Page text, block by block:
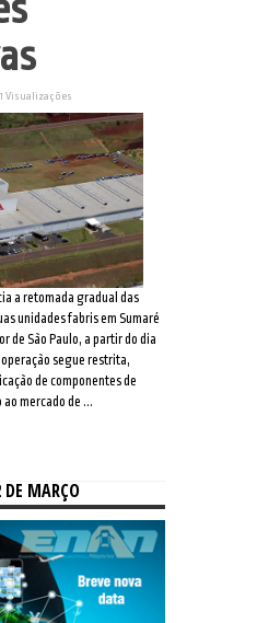
Visualizações
a retomada gradual das
unidades fabris em Sumaré
de São Paulo, a partir do dia
segue restrita,
de componentes de
mercado de ...
MARÇO